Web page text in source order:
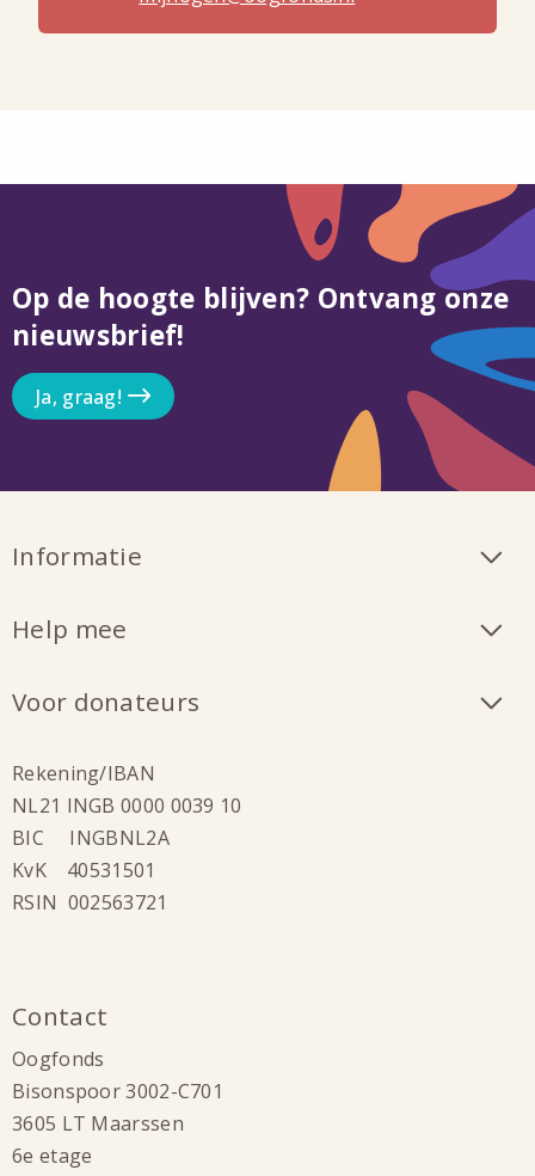
Op de hoogte blijven? Ontvang onze
nieuwsbrief!
Ja, graag!
Informatie
Help mee
Voor donateurs
Rekening/IBAN
NL21 INGB 0000 0039 10
BIC INGBNL2A
KvK 40531501
RSIN 002563721
Contact
Oogfonds
Bisonspoor 3002-C701
3605 LT Maarssen
6e etage